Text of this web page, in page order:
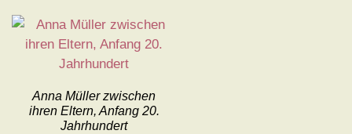
Anna Müller zwischen
ihren Eltern, Anfang 20.
Jahrhundert